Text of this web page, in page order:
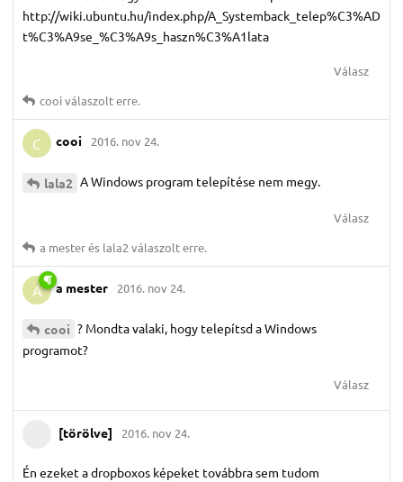
http://wiki.ubuntu.hu/index.php/A_Systemback_telep%C3%AD
t%C3%A9se_%C3%A9s_haszn%C3%A1lata
Válasz
cooiválaszolt erre.
C cooi 2016. nov 24.
lala2 A Windows program telepítése nem megy.
Válasz
a mesterés lala2 válaszolt erre.
A a mester 2016. nov 24.
cooi ? Mondta valaki, hogy telepítsd a Windows
programot?
Válasz
[törölve] 2016. nov 24.
Én ezeket a dropboxos képeket továbbra sem tudom